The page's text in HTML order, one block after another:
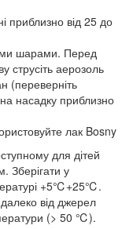
приблизно від 25 до
шарами. Перед
струсіть аерозоль
(переверніть
насадку приблизно
лак Bosny
для дітей
Зберігати у
+5℃+25℃.
від джерел
(> 50 ℃).